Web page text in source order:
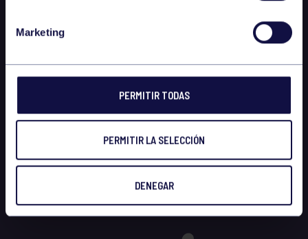
Marketing
PERMITIR TODAS
PERMITIR LA SELECCIÓN
DENEGAR